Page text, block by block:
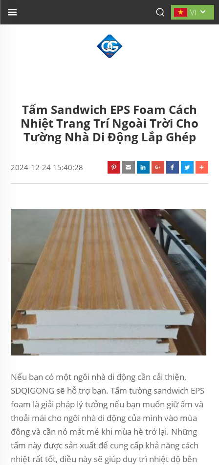
VI
Tấm Sandwich EPS Foam Cách
Nhiệt Trang Trí Ngoài Trời Cho
Tường Nhà Di Động Lắp Ghép
2024-12-24 15:40:28
Nếu bạn có một ngôi nhà di động cần cải thiện,
SDQIGONG sẽ hỗ trợ bạn. Tấm tường sandwich EPS
foam là giải pháp lý tưởng nếu bạn muốn giữ ấm và
thoải mái cho ngôi nhà di động của mình vào mùa
đông và cần nó mát mẻ khi mùa hè trở lại. Những
tấm này được sản xuất để cung cấp khả năng cách
nhiệt rất tốt, điều này sẽ giúp duy trì nhiệt độ bên